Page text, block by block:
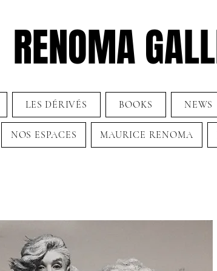
RENOMA
LES DÉRIVÉS BOOKS NEWS
NOS ESPACES MAURICE RENOMA